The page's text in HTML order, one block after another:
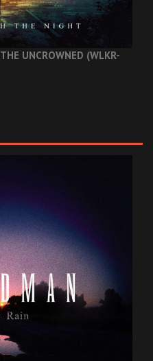
THE UNCROWNED (WLKR-